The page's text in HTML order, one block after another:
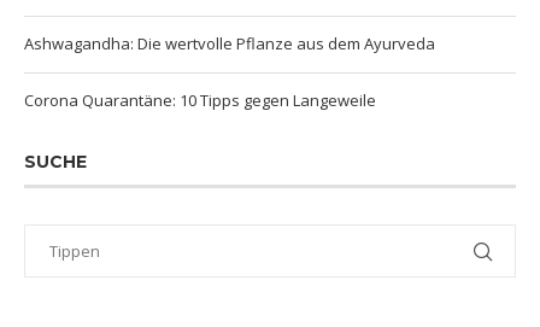
Ashwagandha: Die wertvolle Pflanze aus dem Ayurveda
Corona Quarantäne: 10 Tipps gegen Langeweile
SUCHE